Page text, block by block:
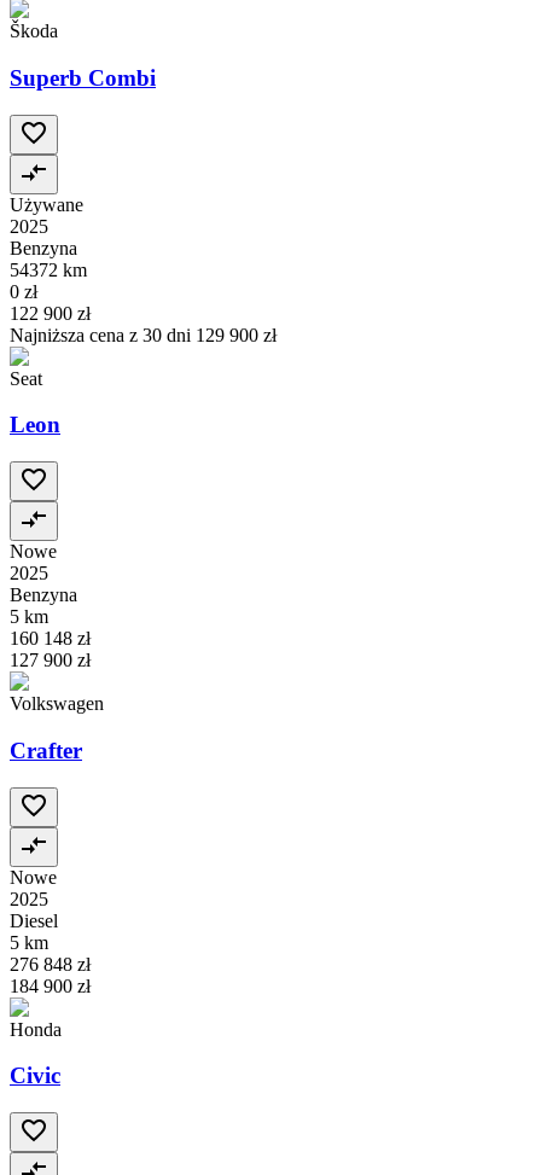
Škoda
Superb Combi
Używane
2025
Benzyna
54372 km
0 zł
122 900 zł
Najniższa cena z 30 dni 129 900 zł
Seat
Leon
Nowe
2025
Benzyna
5 km
160 148 zł
127 900 zł
Volkswagen
Crafter
Nowe
2025
Diesel
5 km
276 848 zł
184 900 zł
Honda
Civic